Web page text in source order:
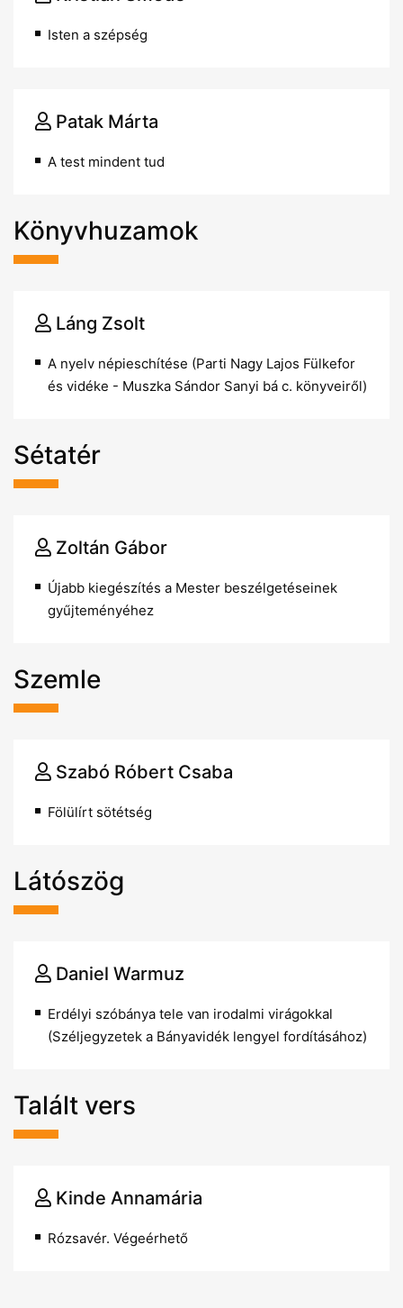
Isten a szépség
Patak Márta
A test mindent tud
Könyvhuzamok
Láng Zsolt
A nyelv népieschítése (Parti Nagy Lajos Fülkefor
és vidéke - Muszka Sándor Sanyi bá c. könyveiről)
Sétatér
Zoltán Gábor
Újabb kiegészítés a Mester beszélgetéseinek
gyűjteményéhez
Szemle
Szabó Róbert Csaba
Fölülírt sötétség
Látószög
Daniel Warmuz
Erdélyi szóbánya tele van irodalmi virágokkal
(Széljegyzetek a Bányavidék lengyel fordításához)
Talált vers
Kinde Annamária
Rózsavér. Végeérhető